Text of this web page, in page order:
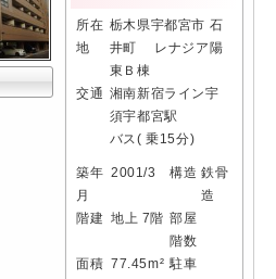
所在
地
栃木県宇都宮市 石
井町 レナジア陽
東Ｂ棟
交通 湘南新宿ライン宇
須宇都宮駅
バス( 乗15分)
築年
月
2001/3 構造 鉄骨
造
階建 地上 7階 部屋
階数
面積 77.45m² 駐車